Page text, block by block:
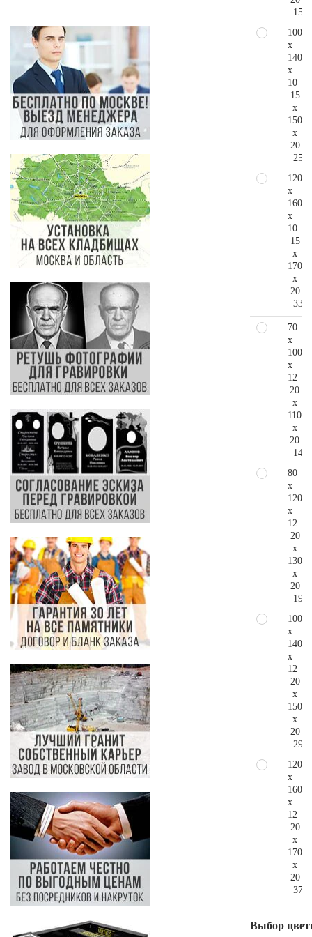
100
x
140
x
10
15
x
150
x
20
120
x
160
x
10
15
x
170
x
20
70
x
100
x
12
20
x
110
x
20
80
x
120
x
12
20
x
130
x
20
100
x
140
x
12
20
x
150
x
20
120
x
160
x
12
20
x
170
x
20
Выбор